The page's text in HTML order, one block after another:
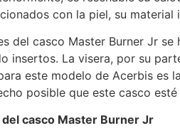
con la piel, su material
del casco Master Burner Jr
insertos. La visera, por su
este modelo de Acerbis es
posible que este casco
casco Master Burner Jr